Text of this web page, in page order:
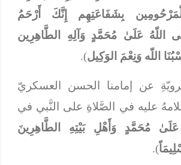
بِشَفَاعَتِهِم إِنَّكَ أَرْحَمُ
اللّهُ عَلَىٰ مُحَمَّدٍ وَآلِهِ الطَّاهِرِين
اللّه وَنِعْمَ الوَكِيل).
عن إمامنا الحسن العسكريّ
عليه في الصَّلاةِ على النَّبي في
مُحَمَّدٍ وَأَهْلِ بَيْتِهِ الطَّاهِرِينَ
).